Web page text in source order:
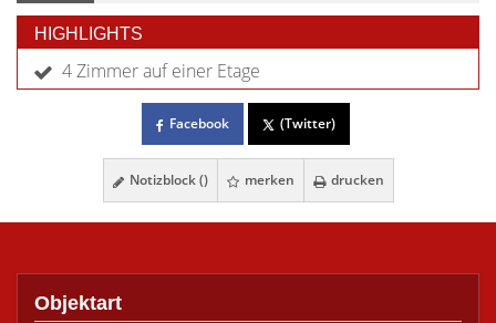
HIGHLIGHTS
4 Zimmer auf einer Etage
Facebook (Twitter)
Notizblock () merken drucken
Objektart